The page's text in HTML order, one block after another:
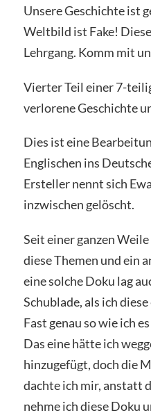
Unsere Geschichte ist
Weltbild ist Fake!
Lehrgang. Komm mit
Vierter Teil einer 7-
verlorene Geschichte
Dies ist eine
Englischen ins
Ersteller nennt sich
inzwischen gelöscht.
Seit einer ganzen
diese Themen und ein
eine solche Doku lag
Schublade, als ich
Fast genau so wie ich
Das eine hätte ich
hinzugefügt, doch die
dachte ich mir, anstatt
nehme ich diese Doku